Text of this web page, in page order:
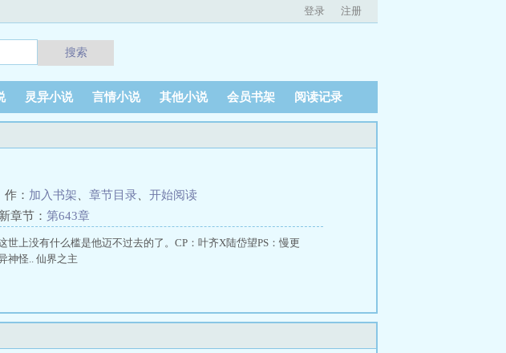
登录 注册
搜索
灵异小说 言情小说 其他小说 会员书架 阅读记录
： 加入书架 章节目录
开始阅读
章节： 第643章
上没有什么槛是他迈不过去的了。CP：叶齐X陆岱望PS：慢更
神怪.. 仙界之主